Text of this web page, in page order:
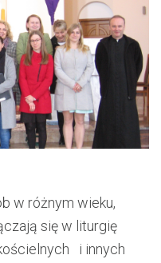
w różnym wieku,
się w liturgię
i innych